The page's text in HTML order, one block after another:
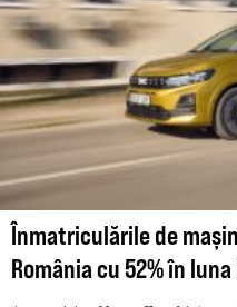
Înmatriculările de
România cu 52% în